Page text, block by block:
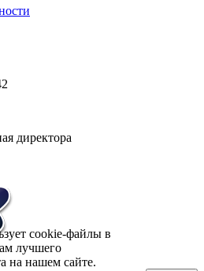
директора
cookie-файлы в
лучшего
на нашем сайте.